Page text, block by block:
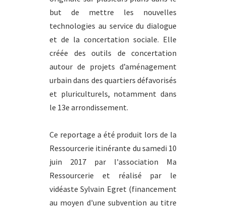
but de mettre les nouvelles
technologies au service du dialogue
et de la concertation sociale. Elle
créée des outils de concertation
autour de projets d’aménagement
urbain dans des quartiers défavorisés
et pluriculturels, notamment dans
le 13e arrondissement.
Ce reportage a été produit lors de la
Ressourcerie itinérante du samedi 10
juin 2017 par l'association Ma
Ressourcerie et réalisé par le
vidéaste Sylvain Egret (financement
au moyen d'une subvention au titre